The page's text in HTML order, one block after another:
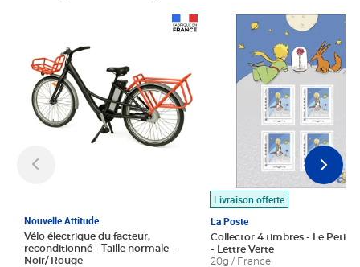
Nouvelle Attitude
Vélo électrique du facteur,
reconditionné - Taille normale -
Noir/ Rouge
Livraison offerte
La Poste
Collector 4 timbres - Le Petit
- Lettre Verte
20g / France
Prix 7,50€